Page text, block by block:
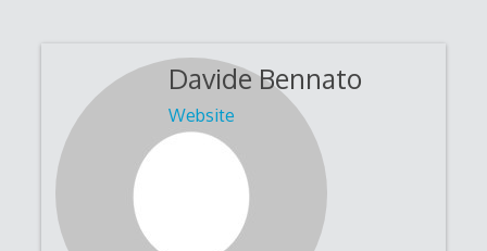
Davide Bennato
Website